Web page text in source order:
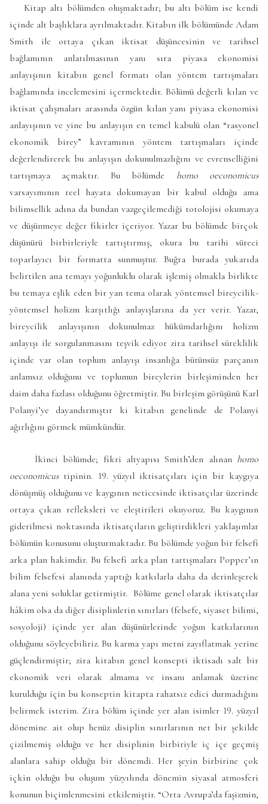
Kitap altı bölümden oluşmaktadır; bu altı bölüm ise kendi
içinde alt başlıklara ayrılmaktadır. Kitabın ilk bölümünde Adam
Smith ile ortaya çıkan iktisat düşüncesinin ve tarihsel
bağlamının anlatılmasının yanı sıra piyasa ekonomisi
anlayışının kitabın genel formatı olan yöntem tartışmaları
bağlamında incelemesini içermektedir. Bölümü değerli kılan ve
iktisat çalışmaları arasında özgün kılan yanı piyasa ekonomisi
anlayışının ve yine bu anlayışın en temel kabulü olan “rasyonel
ekonomik birey” kavramının yöntem tartışmaları içinde
değerlendirerek bu anlayışın dokunulmazlığını ve evrenselliğini
tartışmaya açmaktır. Bu bölümde homo oeconomicus
varsayımının reel hayata dokumayan bir kabul olduğu ama
bilimsellik adına da bundan vazgeçilemediği totolojisi okumaya
ve düşünmeye değer fikirler içeriyor. Yazar bu bölümde birçok
düşünürü birbirleriyle tartıştırmış, okura bu tarihi süreci
toparlayıcı bir formatta sunmuştur. Buğra burada yukarıda
belirtilen ana temayı yoğunluklu olarak işlemiş olmakla birlikte
bu temaya eşlik eden bir yan tema olarak yöntemsel bireycilik-
yöntemsel holizm karşıtlığı anlayışlarına da yer verir. Yazar,
bireycilik anlayışının dokunulmaz hükümdarlığını holizm
anlayışı ile sorgulanmasını teşvik ediyor zira tarihsel süreklilik
içinde var olan toplum anlayışı insanlığa bütünsüz parçanın
anlamsız olduğunu ve toplumun bireylerin birleşiminden her
daim daha fazlası olduğunu öğretmiştir. Bu birleşim görüşünü Karl
Polanyi’ye dayandırmıştır ki kitabın genelinde de Polanyi
ağırlığını görmek mümkündür.
İkinci bölümde; fikri altyapısı Smith’den alınan homo
oeconomicus tipinin. 19. yüzyıl iktisatçıları için bir kaygıya
dönüşmüş olduğunu ve kaygının neticesinde iktisatçılar üzerinde
ortaya çıkan refleksleri ve eleştirileri okuyoruz. Bu kaygının
giderilmesi noktasında iktisatçıların geliştirdikleri yaklaşımlar
bölümün konusunu oluşturmaktadır. Bu bölümde yoğun bir felsefi
arka plan hakimdir. Bu felsefi arka plan tartışmaları Popper’ın
bilim felsefesi alanında yaptığı katkılarla daha da derinleşerek
alana yeni soluklar getirmiştir. Bölüme genel olarak iktisatçılar
hâkim olsa da diğer disiplinlerin sınırları (felsefe, siyaset bilimi,
sosyoloji) içinde yer alan düşünürlerinde yoğun katkılarının
olduğunu söyleyebiliriz. Bu karma yapı metni zayıflatmak yerine
güçlendirmiştir; zira kitabın genel konsepti iktisadı salt bir
ekonomik veri olarak almama ve insanı anlamak üzerine
kurulduğu için bu konseptin kitapta rahatsız edici durmadığını
belirmek isterim. Zira bölüm içinde yer alan isimler 19. yüzyıl
dönemine ait olup henüz disiplin sınırlarının net bir şekilde
çizilmemiş olduğu ve her disiplinin birbiriyle iç içe geçmiş
alanlara sahip olduğu bir dönemdi. Her şeyin birbirine çok
içkin olduğu bu oluşum yüzyılında dönemin siyasal atmosferi
konunun biçimlenmesini etkilemiştir. “Orta Avrupa’da faşizmin,